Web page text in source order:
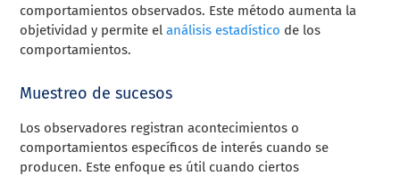
comportamientos observados. Este método aumenta la
objetividad y permite elanálisis estadístico de los
comportamientos.
Muestreo de sucesos
Los observadores registran acontecimientos o
comportamientos específicos de interés cuando se
producen. Este enfoque es útil cuando ciertos